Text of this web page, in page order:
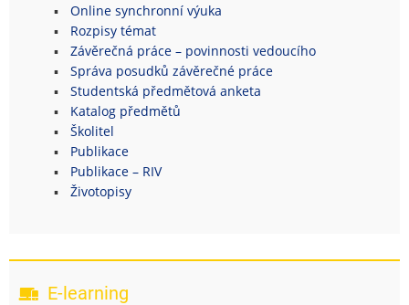
Online synchronní výuka
Rozpisy témat
Závěrečná práce – povinnosti vedoucího
Správa posudků závěrečné práce
Studentská předmětová anketa
Katalog předmětů
Školitel
Publikace
Publikace – RIV
Životopisy
E-learning